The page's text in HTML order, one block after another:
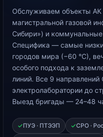
Обслуживаем объекты
магистральной газовой
Сибири») и
Специфика — самые
городов мира (−60 °С),
особого подхода к
линий. Все 9
электролаборатории до
Выезд бригады — 24–48
ПУЭ · ПТЭЭП СРО ·